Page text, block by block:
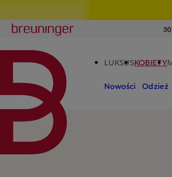
Breuninger
LUKSUSKOBIETY
Nowości Odzież